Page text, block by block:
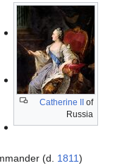
Catherine II of
Russia
(d. 1811)